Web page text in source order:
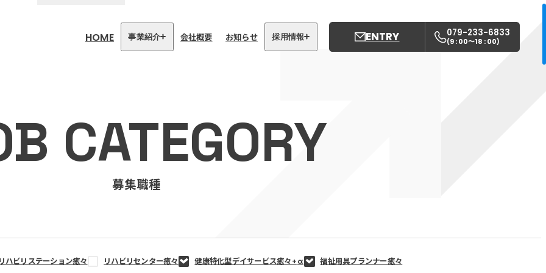
HOME 事業紹介
リハビリセンター癒々
健康特化型デイサービス癒々＋
α
福祉用具プランナー癒々
姫路中央保育園
会社概要 お知らせ 採用情報 ENTRY 079-233-6833
(9 : 00〜18 : 00)
CATEGORY
募集職種
ハビリステーション癒々 リハビリセンター癒々 健康特化型デイサービス癒々+α 福祉用具プランナー癒々